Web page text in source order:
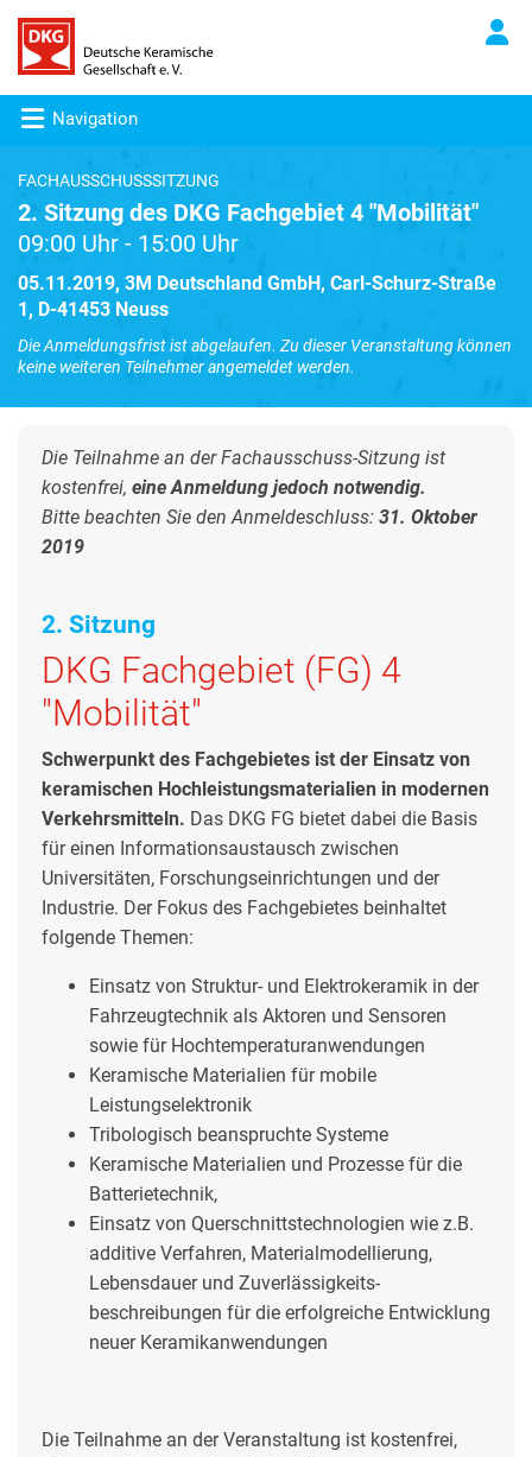
Navigation
FACHAUSSCHUSSSITZUNG
2. Sitzung des DKG Fachgebiet 4 "Mobilität"
09:00 Uhr - 15:00 Uhr
05.11.2019, 3M Deutschland GmbH, Carl-Schurz-Straße
1, D-41453 Neuss
Die Anmeldungsfrist ist abgelaufen. Zu dieser Veranstaltung können
keine weiteren Teilnehmer angemeldet werden.
Die Teilnahme an der Fachausschuss-Sitzung ist
kostenfrei, eine Anmeldung jedoch notwendig.
Bitte beachten Sie den Anmeldeschluss: 31. Oktober
2019
2. Sitzung
DKG Fachgebiet (FG) 4
"Mobilität"
Schwerpunkt des Fachgebietes ist der Einsatz von
keramischen Hochleistungsmaterialien in modernen
Verkehrsmitteln. Das DKG FG bietet dabei die Basis
für einen Informationsaustausch zwischen
Universitäten, Forschungseinrichtungen und der
Industrie. Der Fokus des Fachgebietes beinhaltet
folgende Themen:
Einsatz von Struktur- und Elektrokeramik in der
Fahrzeugtechnik als Aktoren und Sensoren
sowie für Hochtemperaturanwendungen
Keramische Materialien für mobile
Leistungselektronik
Tribologisch beanspruchte Systeme
Keramische Materialien und Prozesse für die
Batterietechnik,
Einsatz von Querschnittstechnologien wie z.B.
additive Verfahren, Materialmodellierung,
Lebensdauer und Zuverlässigkeits-
beschreibungen für die erfolgreiche Entwicklung
neuer Keramikanwendungen
Die Teilnahme an der Veranstaltung ist kostenfrei,